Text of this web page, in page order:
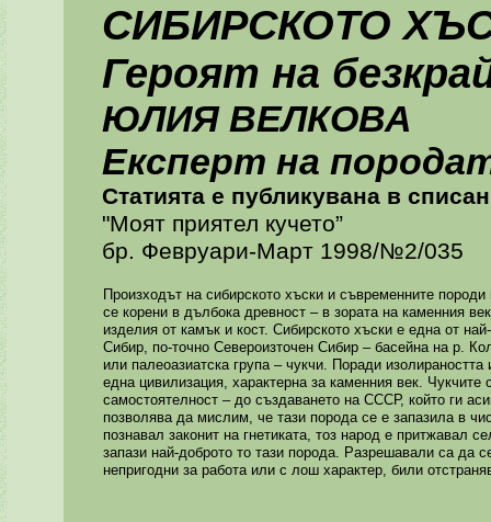
СИБИРСКОТО
Героят на
ЮЛИЯ ВЕЛКОВА
Експерт на
Статията е публикувана в
"Моят приятел кучето”
бр. Февруари-Март 1998/№2/035
Произходът на сибирското хъски и съвременните
се корени в дълбока древност – в зората на каменния
изделия от камък и кост. Сибирското хъски е една от
Сибир, по-точно Североизточен Сибир – басейна на р.
или палеоазиатска група – чукчи. Поради
една цивилизация, характерна за каменния век.
самостоятелност – до създаването на СССР, който ги
позволява да мислим, че тази порода се е запазила в
познавал законит на гнетиката, тоз народ е притжавал
запази най-доброто то тази порода. Разрешавали са да
непригодни за работа или с лош характер, били